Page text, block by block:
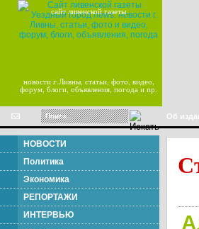
сайт ливенской газеты
новости г.Ливны, статьи, фото, видео,
форум, блоги, объявления, погода и пр.
Об
НОВОСТИ
Политика
Экономика
РЕПОРТАЖИ
ИНТЕРВЬЮ